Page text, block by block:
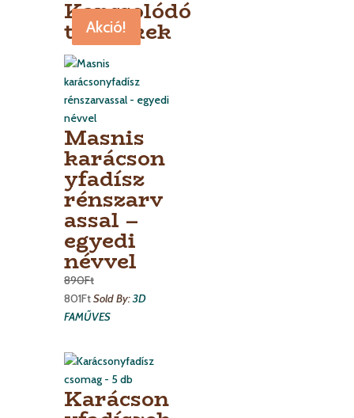
Kapcsolódó
termékek
Akció!
Masnis
karácson
yfadísz
rénszarv
assal –
egyedi
névvel
890Ft
801FtSold By:3D
FAMŰVES
Akció!
Karácson
Akció!